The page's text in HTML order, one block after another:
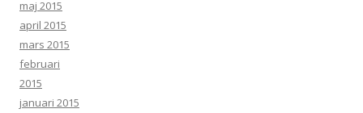
maj 2015
april 2015
mars 2015
februari
2015
januari 2015